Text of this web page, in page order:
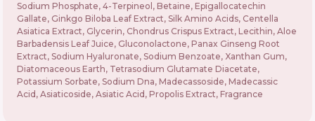
Sodium Phosphate, 4-Terpineol, Betaine, Epigallocatechin
Gallate, Ginkgo Biloba Leaf Extract, Silk Amino Acids, Centella
Asiatica Extract, Glycerin, Chondrus Crispus Extract, Lecithin, Aloe
Barbadensis Leaf Juice, Gluconolactone, Panax Ginseng Root
Extract, Sodium Hyaluronate, Sodium Benzoate, Xanthan Gum,
Diatomaceous Earth, Tetrasodium Glutamate Diacetate,
Potassium Sorbate, Sodium Dna, Madecassoside, Madecassic
Acid, Asiaticoside, Asiatic Acid, Propolis Extract, Fragrance